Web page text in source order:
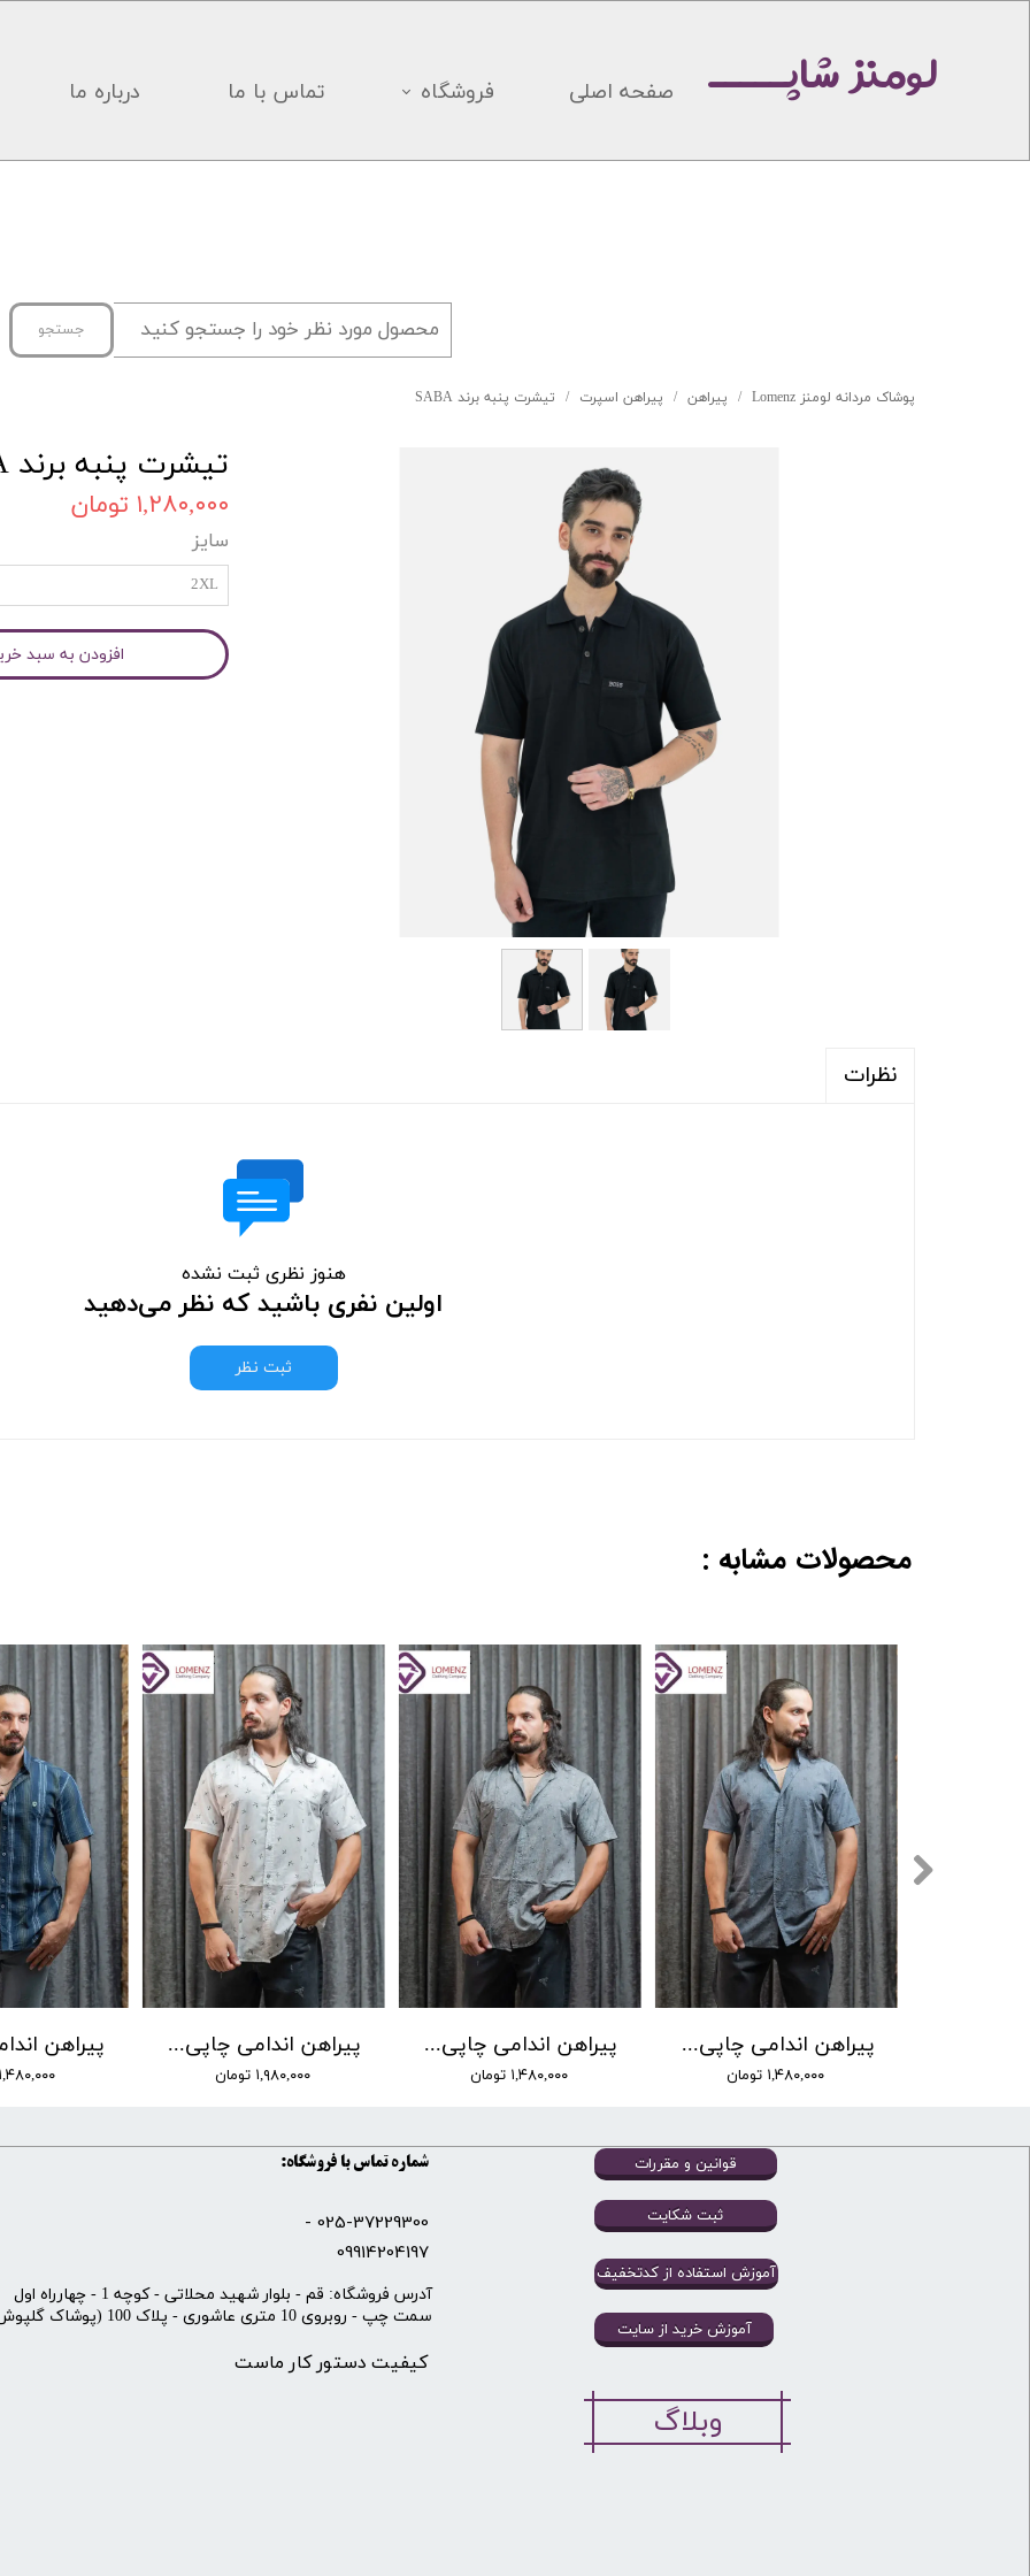
صفحه اصلی فروشگاه تماس با ما درباره ما لومنز شاپـــــ
پوشاک مردانه لومنز Lomenz پیراهن پیراهن اسپرت تیشرت پنبه برند SABA
تیشرت پنبه برند SABA
۱,۲۸۰,۰۰۰ تومان
سایز
2XL
افزودن به سبد
نظرات
هنوز نظری ثبت نشده
اولین نفری باشید که نظر می‌دهید
ثبت نظر
جستجو
۱,۴۸۰,۰۰۰ تومان
پیراهن اندامی چاپی برند LW کد 01
۱,۹۸۰,۰۰۰ تومان
پیراهن اندامی چاپی برند LW کد 02
۱,۴۸۰,۰۰۰ تومان
پیراهن اندامی چاپی برند LW کد 03
۱,۴۸۰,۰۰۰ تومان
محصولات مشابه :
شماره تماس با فروشگاه:
025-37229300 -
09914204197
قوانین و مقررات
ثبت شکایت
کیفیت دستور کار ماست
آموزش خرید از سایت
آموزش استفاده از کدتخفیف
​آدرس فروشگاه: قم - بلوار شهید محلاتی - کوچه 1 - چهارراه اول
سمت چپ - روبروی 10 متری عاشوری - پلاک 100 (پوشاک گلپوش)
وبلاگ